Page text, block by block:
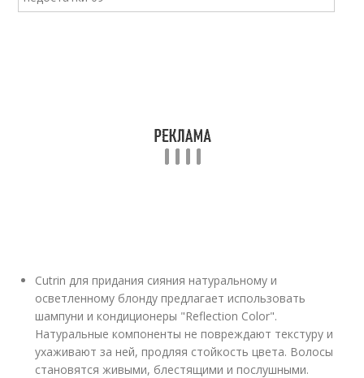
Cutrin для придания сияния натуральному и
осветленному блонду предлагает использовать
шампуни и кондиционеры "Reflection Color".
Натуральные компоненты не повреждают текстуру и
ухаживают за ней, продляя стойкость цвета. Волосы
становятся живыми, блестящими и послушными.